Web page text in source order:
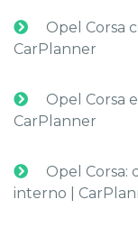
Opel Corsa
CarPlanner
Opel Corsa
CarPlanner
Opel Corsa:
interno |